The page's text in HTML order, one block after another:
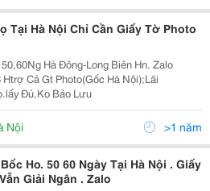
Tại Hà Nội Chỉ Cần Giấy Tờ Photo
Hà Đông-Long Biên Hn. Zalo
Htrợ Cả Gt Photo(Gốc Hà Nội);Lãi
Đủ,Ko Bảo Lưu
Nội >1 năm
Ho. 50 60 Ngày Tại Hà Nội . Giấy
Giải Ngân . Zalo